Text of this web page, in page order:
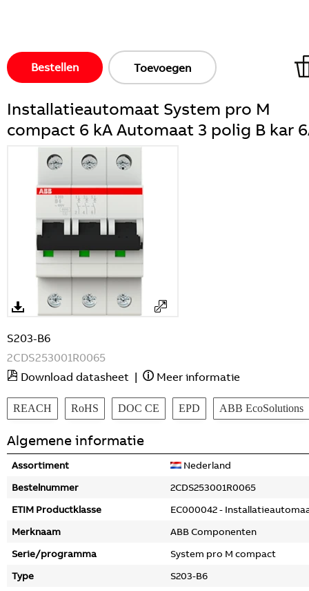
Bestellen Toevoegen
Installatieautomaat System pro M
compact 6 kA Automaat 3 polig B kar
S203-B6
2CDS253001R0065
Download datasheet | Meer informatie
REACH RoHS DOC CE EPD ABB EcoSolutions
Algemene informatie
Assortiment
Nederland
Bestelnummer
2CDS253001R0065
ETIM Productklasse
EC000042 -
Merknaam
ABB Componenten
Serie/programma
System pro M compact
Type
S203-B6